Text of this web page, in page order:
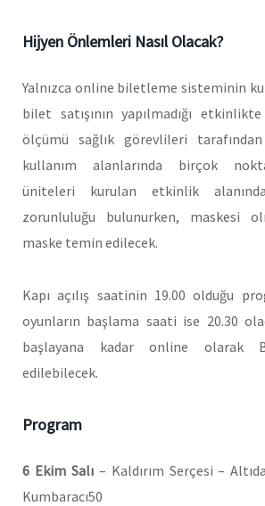
Hijyen Önlemleri Nasıl Olacak?
Yalnızca online biletleme sisteminin
bilet satışının yapılmadığı
ölçümü sağlık görevlileri
kullanım alanlarında birçok
üniteleri kurulan etkinlik
zorunluluğu bulunurken, maskesi
maske temin edilecek.
Kapı açılış saatinin 19.00 olduğu
oyunların başlama saati ise 20.30
başlayana kadar online olarak
edilebilecek.
Program
6 Ekim Salı– Kaldırım Serçesi –
Kumbaracı50